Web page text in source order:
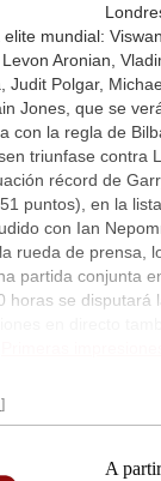
mundial:
Aronian,
Judit Polgar,
Jones, que se
con la regla de
triunfase contra
récord de
puntos), en la
con Ian
rueda de prensa,
partida conjunta
horas se disputará
A